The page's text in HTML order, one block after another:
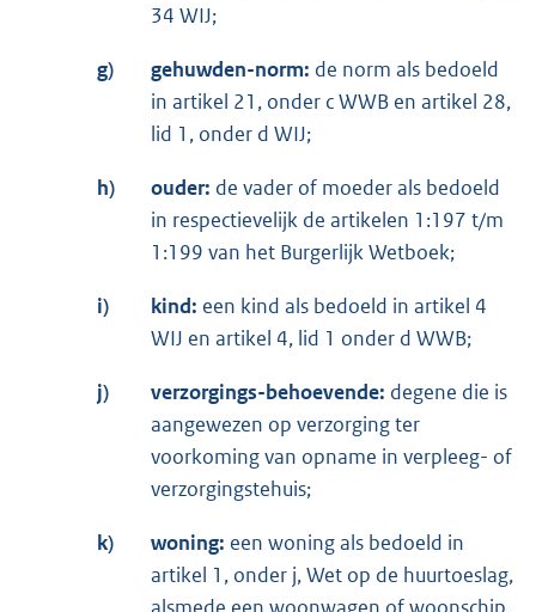
34 WIJ;
g) gehuwden-norm: de norm als bedoeld
in artikel 21, onder c WWB en artikel 28,
lid 1, onder d WIJ;
h) ouder: de vader of moeder als bedoeld
in respectievelijk de artikelen 1:197 t/m
1:199 van het Burgerlijk Wetboek;
i) kind: een kind als bedoeld in artikel 4
WIJ en artikel 4, lid 1 onder d WWB;
j) verzorgings-behoevende: degene die is
aangewezen op verzorging ter
voorkoming van opname in verpleeg- of
verzorgingstehuis;
k) woning: een woning als bedoeld in
artikel 1, onder j, Wet op de huurtoeslag,